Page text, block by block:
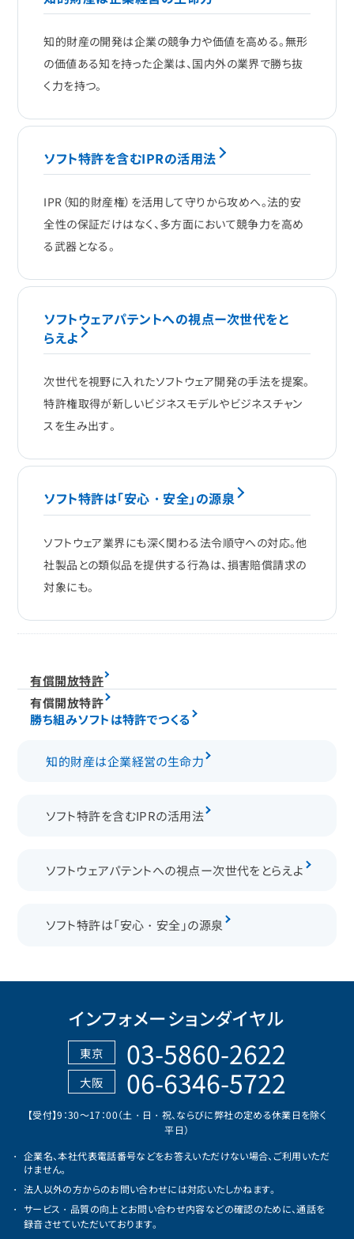
知的財産の開発は企業の競争力や価値を高める。無形
の価値ある知を持った企業は、国内外の業界で勝ち抜
く力を持つ。
ソフト特許を含むIPRの活用法
IPR（知的財産権）を活用して守りから攻めへ。法的安
全性の保証だけはなく、多方面において競争力を高め
る武器となる。
ソフトウェアパテントへの視点ー次世代をと
らえよ
次世代を視野に入れたソフトウェア開発の手法を提案。
特許権取得が新しいビジネスモデルやビジネスチャン
スを生み出す。
ソフト特許は「安心・安全」の源泉
ソフトウェア業界にも深く関わる法令順守への対応。他
社製品との類似品を提供する行為は、損害賠償請求の
対象にも。
有償開放特許
有償開放特許
勝ち組みソフトは特許でつくる
知的財産は企業経営の生命力
ソフト特許を含むIPRの活用法
ソフトウェアパテントへの視点ー次世代をとらえよ
ソフト特許は「安心・安全」の源泉
インフォメーションダイヤル
東京 03-5860-2622
大阪 06-6346-5722
【受付】9：30～17：00（土・日・祝、ならびに弊社の定める休業日を除く
平日）
企業名、本社代表電話番号などをお答えいただけない場合、ご利用いただ
けません。
法人以外の方からのお問い合わせには対応いたしかねます。
サービス・品質の向上とお問い合わせ内容などの確認のために、通話を
録音させていただいております。